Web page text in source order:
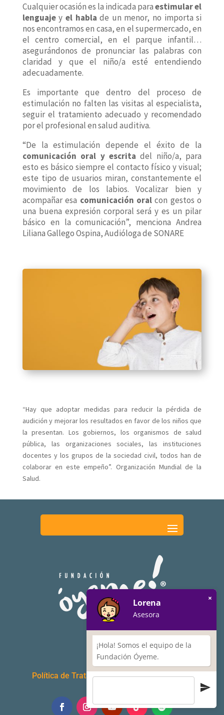
Cualquier ocasión es la indicada paraestimular el
lenguajey el habla de un menor, no importa si
nos encontramos en casa, en el supermercado, en
el centro comercial, en el parque infantil…
asegurándonos de pronunciar las palabras con
claridad y que el niño/a esté entendiendo
adecuadamente.
Es importante que dentro del proceso de
estimulación no falten las visitas al especialista,
seguir el tratamiento adecuado y recomendado
por el profesional en salud auditiva.
“De la estimulación depende el éxito de la
comunicación oral y escrita del niño/a, para
esto es básico siempre el contacto físico y visual;
este tipo de usuarios miran, constantemente el
movimiento de los labios. Vocalizar bien y
acompañar esa comunicación oralcon gestos o
una buena expresión corporal será y es un pilar
básico en la comunicación”, menciona Andrea
Liliana Gallego Ospina, Audióloga de SONARE
“Hayque adoptar medidas para reducir la pérdida de
audición y mejorar los resultados en favor de los niños que
la presentan. Los gobiernos, los organismos de salud
pública, las organizaciones sociales, las instituciones
docentes y los grupos de la sociedad civil, todos han de
colaborar en este empeño”. Organización Mundial de la
Salud.
Política de Tratamiento de Datos Personales
Lorena
Asesora
×
¡Hola! Somos el equipo de la
Fundación Óyeme.